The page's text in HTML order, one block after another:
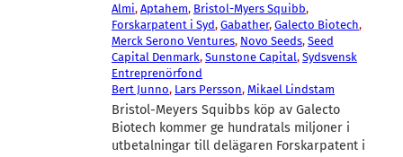
Almi, Aptahem, Bristol-Myers Squibb
Forskarpatent i Syd, Gabather, Galecto Biotech
Merck Serono Ventures, Novo Seeds, Seed
Capital Denmark, Sunstone Capital, Sydsvensk
Entreprenörfond
Bert Junno, Lars Persson, Mikael Lindstam
Bristol-Meyers Squibbs köp av Galecto
Biotech kommer ge hundratals miljoner i
utbetalningar till delägaren Forskarpatent i